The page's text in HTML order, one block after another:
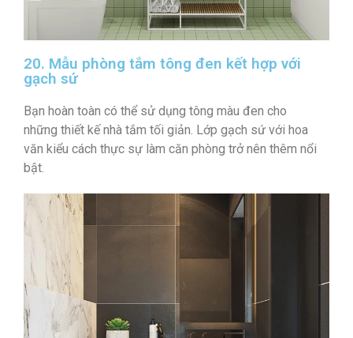
20. Mẫu phòng tắm tông đen kết hợp với
gạch sứ
Bạn hoàn toàn có thể sử dụng tông màu đen cho
những thiết kế nhà tắm tối giản. Lớp gạch sứ với hoa
văn kiểu cách thực sự làm căn phòng trở nên thêm nổi
bật.